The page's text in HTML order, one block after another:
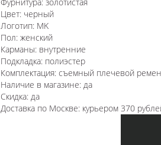
Цвет: черный
Логотип: MK
Пол: женский
Карманы: внутренние
Подкладка: полиэстер
Комплектация: съемный плечевой
Наличие в магазине: да
Скидка: да
Доставка по Москве: курьером 370